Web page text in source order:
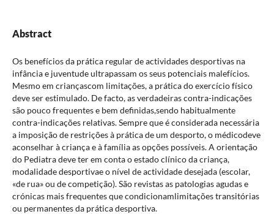
Abstract
Os benefícios da prática regular de actividades desportivas na
infância e juventude ultrapassam os seus potenciais malefícios.
Mesmo em criançascom limitações, a prática do exercício físico
deve ser estimulado. De facto, as verdadeiras contra-indicações
são pouco frequentes e bem definidas,sendo habitualmente
contra-indicações relativas. Sempre que é considerada necessária
a imposição de restrições à prática de um desporto, o médicodeve
aconselhar à criança e à família as opções possíveis. A orientação
do Pediatra deve ter em conta o estado clínico da criança,
modalidade desportivae o nível de actividade desejada (escolar,
«de rua» ou de competição). São revistas as patologias agudas e
crónicas mais frequentes que condicionamlimitações transitórias
ou permanentes da prática desportiva.